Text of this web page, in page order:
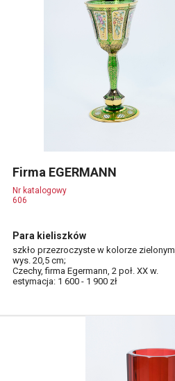
Firma EGERMANN
Nr katalogowy
606
Para kieliszków
szkło przezroczyste w kolorze
wys. 20,5 cm;
Czechy, firma Egermann, 2 poł. XX w.
estymacja: 1 600 - 1 900 zł